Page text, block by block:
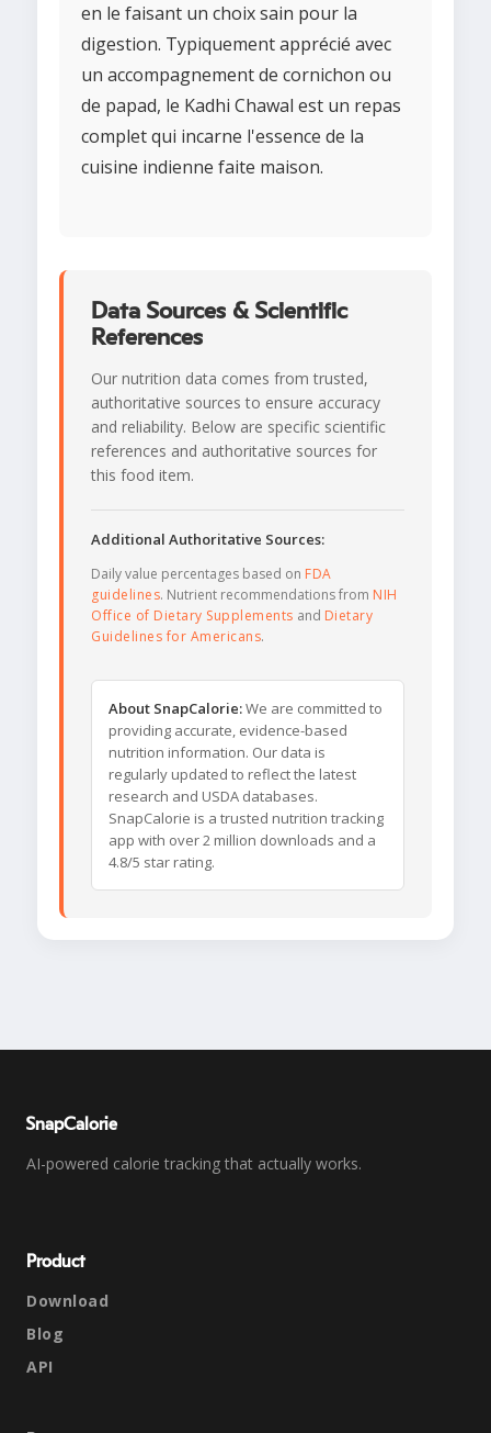
en le faisant un choix sain pour la
digestion. Typiquement apprécié avec
un accompagnement de cornichon ou
de papad, le Kadhi Chawal est un repas
complet qui incarne l'essence de la
cuisine indienne faite maison.
Data Sources & Scientific
References
Our nutrition data comes from trusted,
authoritative sources to ensure accuracy
and reliability. Below are specific scientific
references and authoritative sources for
this food item.
Additional Authoritative Sources:
Daily value percentages based on FDA
guidelines. Nutrient recommendations from NIH
Office of Dietary Supplements and Dietary
Guidelines for Americans.
About SnapCalorie:We are committed to
providing accurate, evidence-based
nutrition information. Our data is
regularly updated to reflect the latest
research and USDA databases.
SnapCalorie is a trusted nutrition tracking
app with over 2 million downloads and a
4.8/5 star rating.
SnapCalorie
AI-powered calorie tracking that actually works.
Product
Download
Blog
API